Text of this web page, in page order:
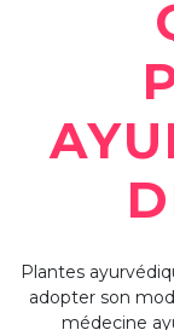
Plantes
adopter son
médecine